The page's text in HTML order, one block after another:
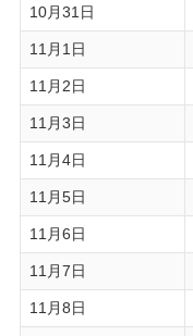
10月31日
11月1日
11月2日
11月3日
11月4日
11月5日
11月6日
11月7日
11月8日